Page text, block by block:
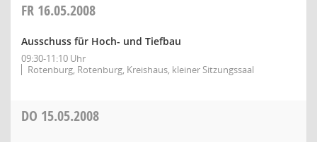
FR 16.05.2008
Ausschuss für Hoch- und Tiefbau
09:30-11:10 Uhr
Rotenburg, Rotenburg, Kreishaus, kleiner Sitzungssaal
DO 15.05.2008